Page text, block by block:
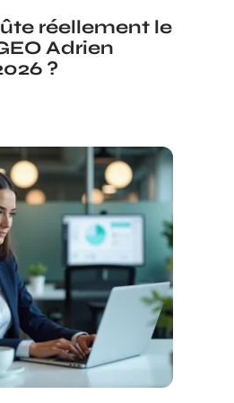
réellement le
Adrien
?